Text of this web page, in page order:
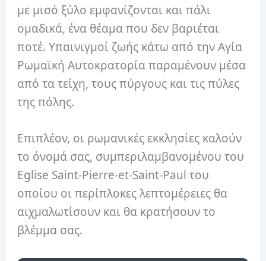
με μισό ξύλο εμφανίζονται και πάλι
ομαδικά, ένα θέαμα που δεν βαριέται
ποτέ. Υπαινιγμοί ζωής κάτω από την Αγία
Ρωμαϊκή Αυτοκρατορία παραμένουν μέσα
από τα τείχη, τους πύργους και τις πύλες
της πόλης.
Επιπλέον, οι ρωμανικές εκκλησίες καλούν
το όνομά σας, συμπεριλαμβανομένου του
Eglise Saint-Pierre-et-Saint-Paul του
οποίου οι περίπλοκες λεπτομέρειες θα
αιχμαλωτίσουν και θα κρατήσουν το
βλέμμα σας.